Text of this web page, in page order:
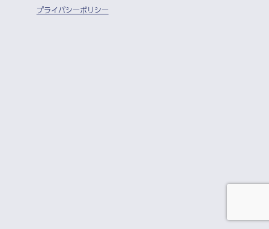
プライバシーポリシー